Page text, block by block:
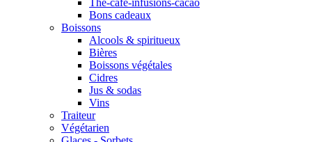
Thé-café-infusions-cacao
Bons cadeaux
Boissons
Alcools & spiritueux
Bières
Boissons végétales
Cidres
Jus & sodas
Vins
Traiteur
Végétarien